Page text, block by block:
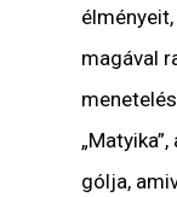
magával
gólja,